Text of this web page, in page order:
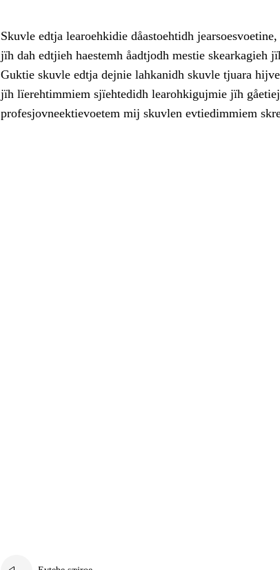
Skuvle edtja learoehkidie dåastoehtidh
jïh dah edtjieh haestemh åadtjodh mestie skearkagieh
Guktie skuvle edtja dejnie lahkanidh skuvle tjuara
jïh lïerehtimmiem sjïehtedidh learohkigujmie jïh
profesjovneektievoetem mij skuvlen evtiedimmiem